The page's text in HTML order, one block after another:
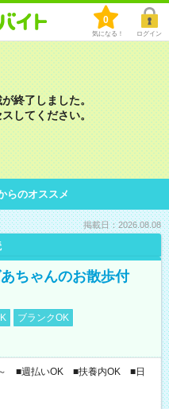
0
気になる！ ログイン
終了しました。
してください。
らのオススメ
掲載日：2026.08.08
ちゃんのお散歩付
ブランクOK
～ ■週払いOK ■扶養内OK ■日